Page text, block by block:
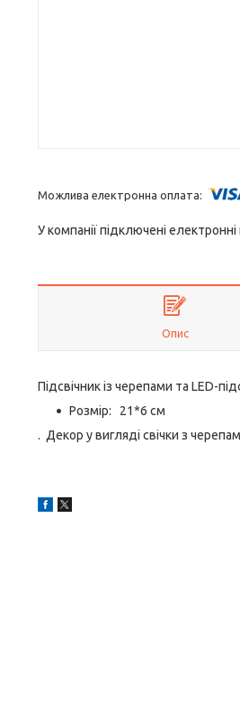
У компанії підключені
Опис
Підсвічник із черепами та LED-
Розмір: 21*6 см
. Декор у вигляді свічки з